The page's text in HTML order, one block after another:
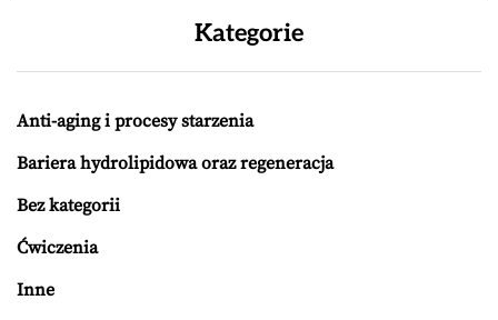
Kategorie
Anti-aging i procesy starzenia
Bariera hydrolipidowa oraz regeneracja
Bez kategorii
Ćwiczenia
Inne